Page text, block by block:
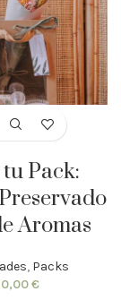
Pack:
Aromas
, Packs
€